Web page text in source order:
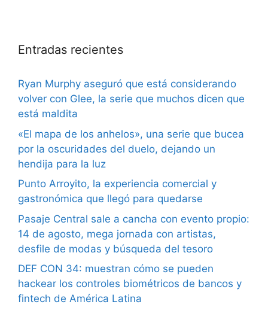
Entradas recientes
Ryan Murphy aseguró que está considerando
volver con Glee, la serie que muchos dicen que
está maldita
«El mapa de los anhelos», una serie que bucea
por la oscuridades del duelo, dejando un
hendija para la luz
Punto Arroyito, la experiencia comercial y
gastronómica que llegó para quedarse
Pasaje Central sale a cancha con evento propio:
14 de agosto, mega jornada con artistas,
desfile de modas y búsqueda del tesoro
DEF CON 34: muestran cómo se pueden
hackear los controles biométricos de bancos y
fintech de América Latina